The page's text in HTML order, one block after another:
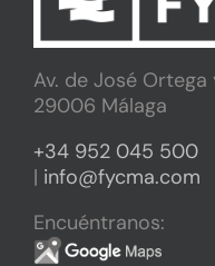
Av. de José
29006 Málaga
+34 952 045 500
| info@fycma.com
Encuéntranos: